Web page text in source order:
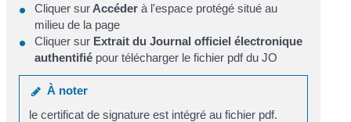
Cliquer sur Accéder à l'espace protégé situé au
milieu de la page
Cliquer sur Extrait du Journal officiel électronique
authentifié pour télécharger le fichier pdf du JO
À noter
le certificat de signature est intégré au fichier pdf.